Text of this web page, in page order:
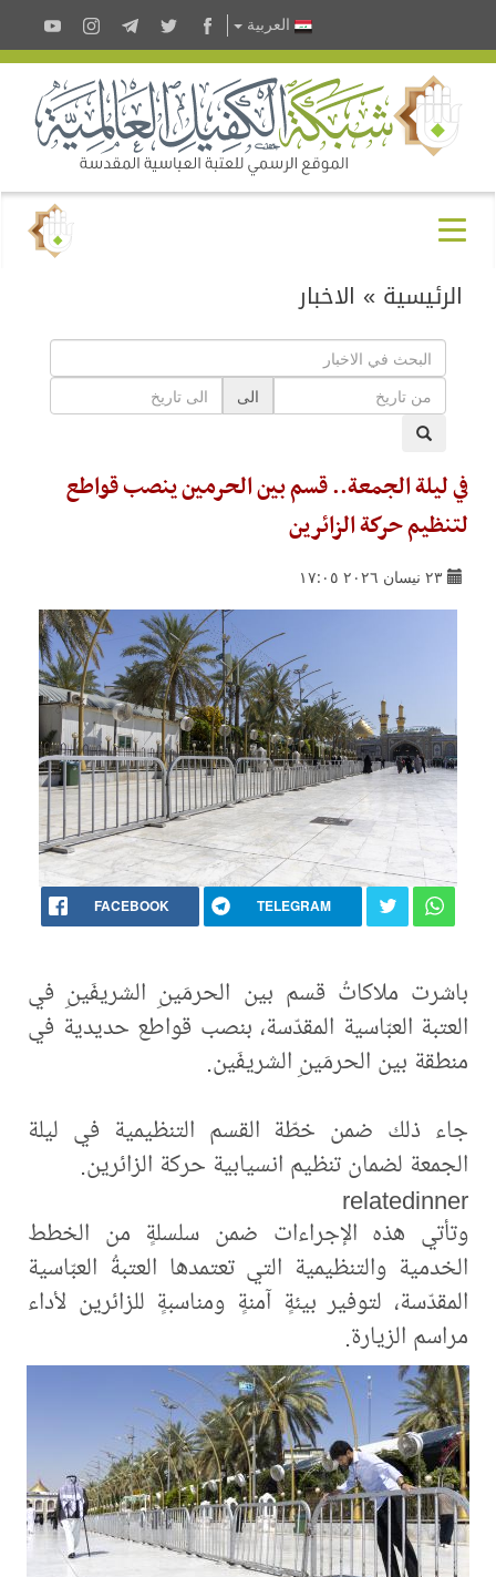
العربية
الرئيسية » الاخبار
الى
في ليلة الجمعة.. قسم بين الحرمين ينصب قواطع
لتنظيم حركة الزائرين
٢٣ نيسان ٢٠٢٦ ١٧:٠٥
FACEBOOK TELEGRAM
باشرت ملاكاتُ قسم بين الحرمَينِ الشريفَينِ في
العتبة العبّاسية المقدّسة، بنصب قواطع حديدية في
منطقة بين الحرمَينِ الشريفَين.
جاء ذلك ضمن خطّة القسم التنظيمية في ليلة
الجمعة لضمان تنظيم انسيابية حركة الزائرين.
relatedinner
وتأتي هذه الإجراءات ضمن سلسلةٍ من الخطط
الخدمية والتنظيمية التي تعتمدها العتبةُ العبّاسية
المقدّسة، لتوفير بيئةٍ آمنةٍ ومناسبةٍ للزائرين لأداء
مراسم الزيارة.